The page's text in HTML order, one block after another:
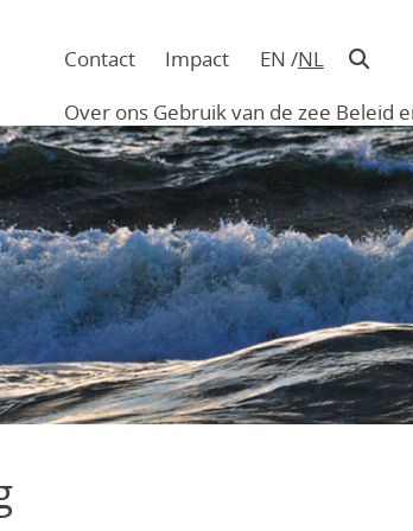
in
hoofding
Contact Impact EN NL
Main
navigation
Over ons Gebruik van de zee Beleid